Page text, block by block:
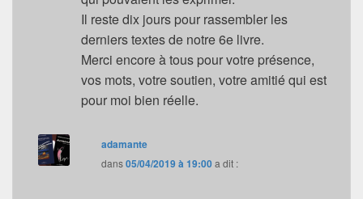
Il reste dix jours pour rassembler les
derniers textes de notre 6e livre.
Merci encore à tous pour votre présence,
vos mots, votre soutien, votre amitié qui est
pour moi bien réelle.
adamante
dans05/04/2019 à 19:00a dit :